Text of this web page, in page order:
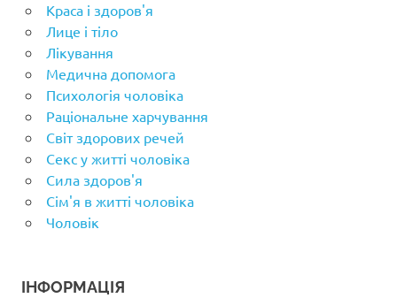
Краса і здоров'я
Лице і тіло
Лікування
Медична допомога
Психологія чоловіка
Раціональне харчування
Світ здорових речей
Секс у житті чоловіка
Сила здоров'я
Сім'я в житті чоловіка
Чоловік
ІНФОРМАЦІЯ